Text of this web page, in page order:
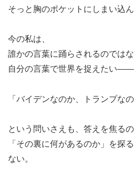
そっと胸のポケットにしまい込ん
今の私は、
誰かの言葉に踊らされるのではな
自分の言葉で世界を捉えたい――
「バイデンなのか、トランプなの
という問いさえも、答えを焦るの
「その裏に何があるのか」を探
ない。